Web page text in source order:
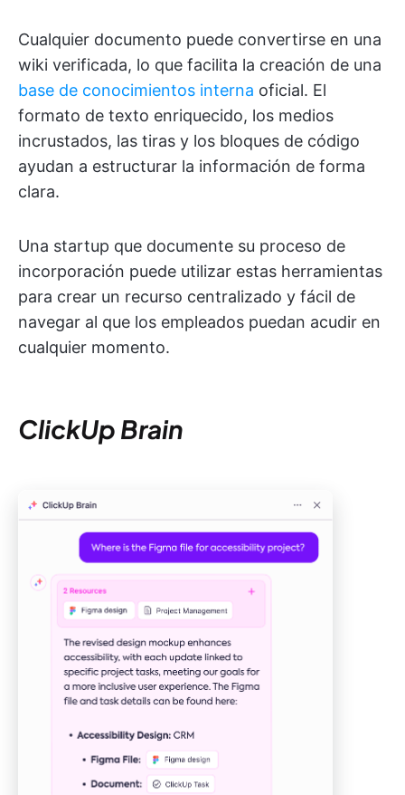
Cualquier documento puede convertirse en una
wiki verificada, lo que facilita la creación de una
base de conocimientos interna oficial. El
formato de texto enriquecido, los medios
incrustados, las tiras y los bloques de código
ayudan a estructurar la información de forma
clara.
Una startup que documente su proceso de
incorporación puede utilizar estas herramientas
para crear un recurso centralizado y fácil de
navegar al que los empleados puedan acudir en
cualquier momento.
ClickUp Brain